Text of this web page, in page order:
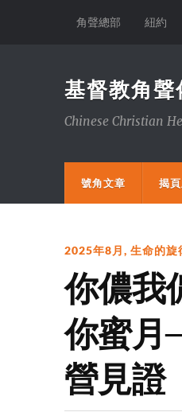
角聲總部 紐約
基督教角聲
Chinese Christian
號角文章 揭
2025年8月, 生命的旋
你儂我
你蜜月
營見證